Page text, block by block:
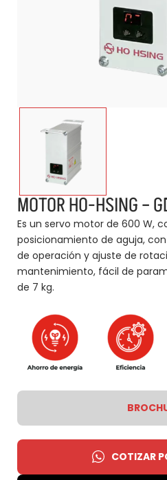
MOTOR HO-HSING –
Es un servo motor de 600 W,
posicionamiento de aguja,
de operación y ajuste de
mantenimiento, fácil de
de 7 kg.
COTIZAR